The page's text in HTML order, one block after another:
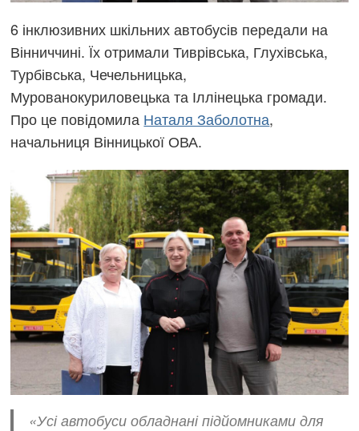
6 інклюзивних шкільних автобусів передали на
Вінниччині. Їх отримали Тиврівська, Глухівська,
Турбівська, Чечельницька,
Мурованокуриловецька та Іллінецька громади.
Про це повідомила Наталя Заболотна,
начальниця Вінницької ОВА.
«Усі автобуси обладнані підйомниками для